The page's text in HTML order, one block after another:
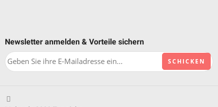
Newsletter anmelden & Vorteile sichern